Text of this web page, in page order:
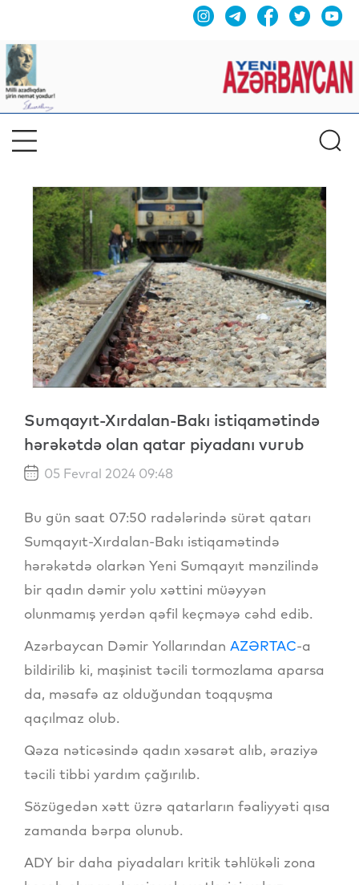
Sumqayıt-Xırdalan-Bakı istiqamətində
hərəkətdə olan qatar piyadanı vurub
05 Fevral 2024 09:48
Bu gün saat 07:50 radələrində sürət qatarı
Sumqayıt-Xırdalan-Bakı istiqamətində
hərəkətdə olarkən Yeni Sumqayıt mənzilində
bir qadın dəmir yolu xəttini müəyyən
olunmamış yerdən qəfil keçməyə cəhd edib.
Azərbaycan Dəmir Yollarından AZƏRTAC-a
bildirilib ki, maşinist təcili tormozlama aparsa
da, məsafə az olduğundan toqquşma
qaçılmaz olub.
Qəza nəticəsində qadın xəsarət alıb, əraziyə
təcili tibbi yardım çağırılıb.
Sözügedən xətt üzrə qatarların fəaliyyəti qısa
zamanda bərpa olunub.
ADY bir daha piyadaları kritik təhlükəli zona